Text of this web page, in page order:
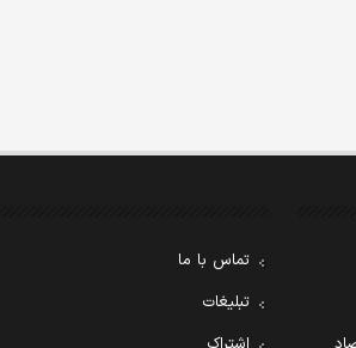
تماس با ما
تبلیغات